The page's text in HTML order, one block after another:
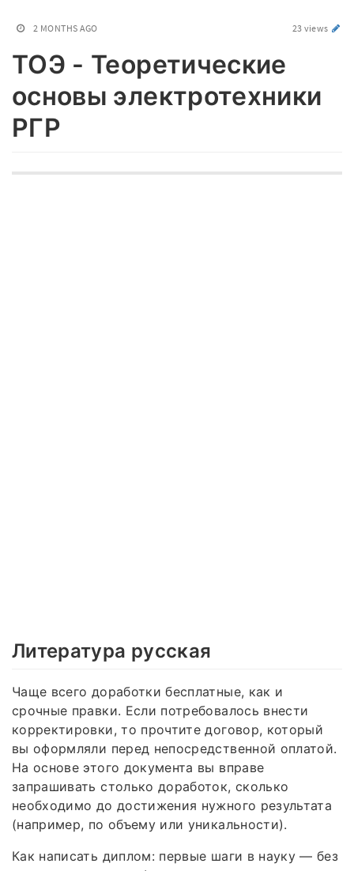
2 MONTHS AGO 23 views
ТОЭ - Теоретические
основы электротехники
РГР
Литература русская
Чаще всего доработки бесплатные, как и
срочные правки. Если потребовалось внести
корректировки, то прочтите договор, который
вы оформляли перед непосредственной оплатой.
На основе этого документа вы вправе
запрашивать столько доработок, сколько
необходимо до достижения нужного результата
(например, по объему или уникальности).
Как написать диплом: первые шаги в науку — без